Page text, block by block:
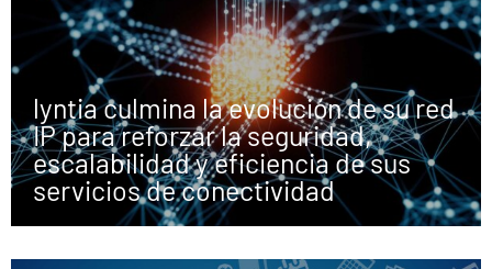
lyntia culmina la evolución de su red
IP para reforzar la seguridad,
escalabilidad y eficiencia de sus
servicios de conectividad